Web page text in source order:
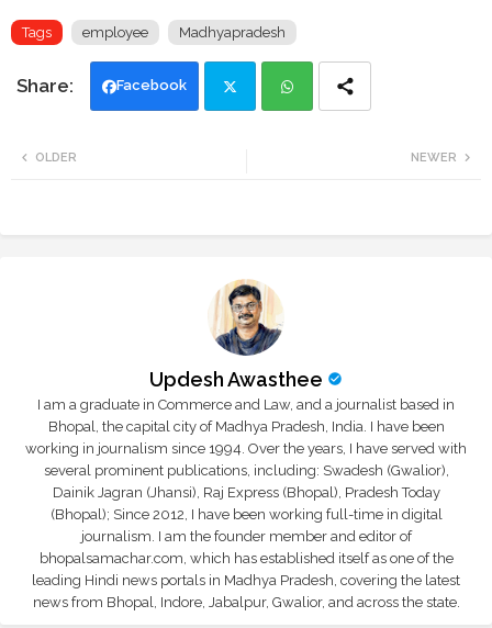
Tags employee Madhyapradesh
Facebook
NEWER
OLDER
Updesh Awasthee
I am a graduate in Commerce and Law, and a journalist based in
Bhopal, the capital city of Madhya Pradesh, India. I have been
working in journalism since 1994. Over the years, I have served with
several prominent publications, including: Swadesh (Gwalior),
Dainik Jagran (Jhansi), Raj Express (Bhopal), Pradesh Today
(Bhopal); Since 2012, I have been working full-time in digital
journalism. I am the founder member and editor of
bhopalsamachar.com, which has established itself as one of the
leading Hindi news portals in Madhya Pradesh, covering the latest
news from Bhopal, Indore, Jabalpur, Gwalior, and across the state.